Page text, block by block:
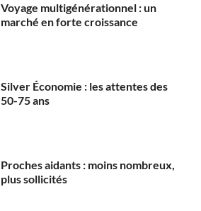
Voyage multigénérationnel : un
marché en forte croissance
Silver Économie : les attentes des
50-75 ans
Proches aidants : moins nombreux,
plus sollicités